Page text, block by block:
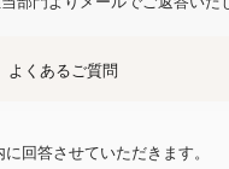
よくあるご質問
回答させていただきます。